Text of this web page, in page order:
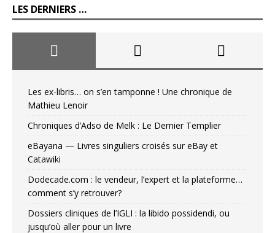
LES DERNIERS …
Les ex-libris… on s’en tamponne ! Une chronique de
Mathieu Lenoir
Chroniques d’Adso de Melk : Le Dernier Templier
eBayana — Livres singuliers croisés sur eBay et
Catawiki
Dodecade.com : le vendeur, l’expert et la plateforme…
comment s’y retrouver?
Dossiers cliniques de l’IGLI : la libido possidendi, ou
jusqu’où aller pour un livre